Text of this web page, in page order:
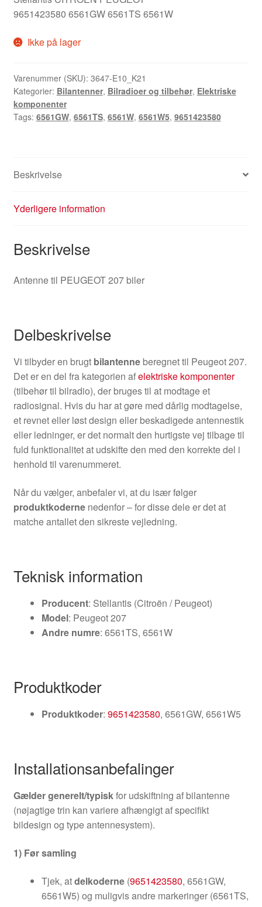
9651423580 6561GW 6561TS 6561W
Ikke på lager
Varenummer (SKU): 3647-E10_K21
Kategorier: Bilantenner, Bilradioer og tilbehør, Elektriske
komponenter
Tags: 6561GW, 6561TS, 6561W, 6561W5, 9651423580
Beskrivelse
Yderligere information
Beskrivelse
Antenne til PEUGEOT 207 biler
Delbeskrivelse
Vi tilbyder en brugt bilantenneberegnet til Peugeot 207.
Det er en del fra kategorien afelektriske komponenter
(tilbehør til bilradio), der bruges til at modtage et
radiosignal. Hvis du har at gøre med dårlig modtagelse,
et revnet eller løst design eller beskadigede antennestik
eller ledninger, er det normalt den hurtigste vej tilbage til
fuld funktionalitet at udskifte den med den korrekte del i
henhold til varenummeret.
Når du vælger, anbefaler vi, at du især følger
produktkodernenedenfor – for disse dele er det at
matche antallet den sikreste vejledning.
Teknisk information
Producent: Stellantis (Citroën / Peugeot)
Model: Peugeot 207
Andre numre: 6561TS, 6561W
Produktkoder
Produktkoder: 9651423580, 6561GW, 6561W5
Installationsanbefalinger
Gælder generelt/typiskfor udskiftning af bilantenne
(nøjagtige trin kan variere afhængigt af specifikt
bildesign og type antennesystem).
1) Før samling
Tjek, atdelkoderne(9651423580, 6561GW,
6561W5) og muligvis andre markeringer (6561TS,